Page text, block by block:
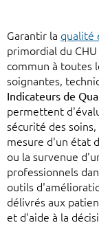
Garantir la qualité
primordial du
commun à toutes
soignantes,
Indicateurs de
permettent
sécurité des
mesure d'un état
ou la survenue
professionnels
outils
délivrés aux
et d'aide à la